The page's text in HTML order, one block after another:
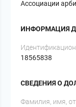
Ассоциации
ИНФОРМАЦИЯ
18565838
СВЕДЕНИЯ О
Фамилия, имя,